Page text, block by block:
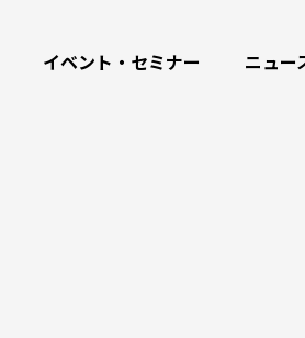
イベント・セミナー ニュー